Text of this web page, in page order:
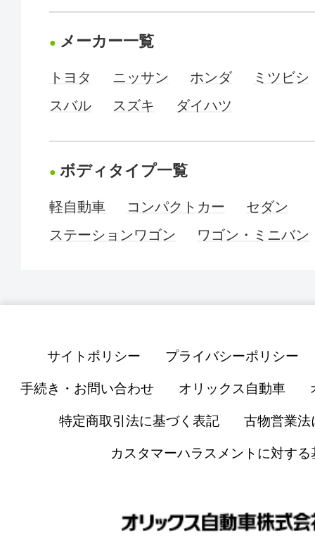
メーカー一覧
トヨタ ニッサン ホンダ
ミツビシ
スバル
スズキ ダイハツ
ボディタイプ一覧
軽自動車 コンパクトカー
セダン
ステーションワゴン
ワゴン・ミニバン
サイトポリシー プライバシーポリシー
手続き・お問い合わせ オリックス自動車
特定商取引法に基づく表記 古物営業法
カスタマーハラスメントに対する